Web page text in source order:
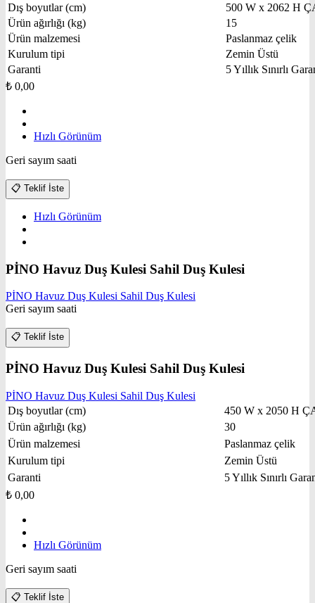
Dış boyutlar (cm)
500 W x 2062 H
Ürün ağırlığı (kg)
15
Ürün malzemesi
Paslanmaz çelik
Kurulum tipi
Zemin Üstü
Garanti
5 Yıllık Sınırlı
₺ 0,00
Hızlı Görünüm
Geri sayım saati
📋 Teklif İste
Hızlı Görünüm
PİNO Havuz Duş Kulesi Sahil Duş Kulesi
PİNO Havuz Duş Kulesi Sahil Duş Kulesi
Geri sayım saati
📋 Teklif İste
PİNO Havuz Duş Kulesi Sahil Duş Kulesi
PİNO Havuz Duş Kulesi Sahil Duş Kulesi
Dış boyutlar (cm)
450 W x 2050 H
Ürün ağırlığı (kg)
30
Ürün malzemesi
Paslanmaz çelik
Kurulum tipi
Zemin Üstü
Garanti
5 Yıllık Sınırlı
₺ 0,00
Hızlı Görünüm
Geri sayım saati
📋 Teklif İste